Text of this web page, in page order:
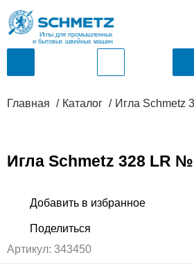
Иглы для промышленных
и бытовых швейных машин
Главная Каталог Игла Schmetz
Игла Schmetz 328 LR
Артикул: 343450